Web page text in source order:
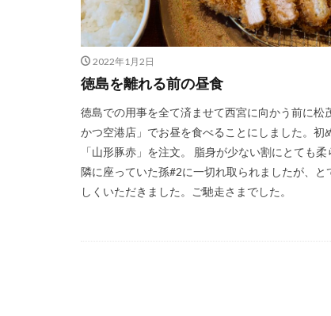
2022年1月2日
徳島を離れる前の昼食
徳島での用事を全て済ませて西宮に向かう前に松
かつ空港店」でお昼を食べることにしました。初
「山形豚赤」を注文。 脂身が少ない割にとても柔
隣に座っていた孫#2に一切れ取られましたが、と
しくいただきました。ご馳走さまでした。